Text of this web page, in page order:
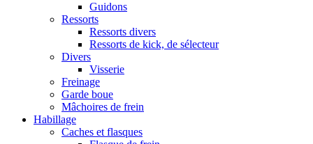
Guidons
Ressorts
Ressorts divers
Ressorts de kick, de sélecteur
Divers
Visserie
Freinage
Garde boue
Mâchoires de frein
Habillage
Caches et flasques